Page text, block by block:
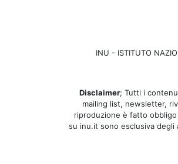
INU - ISTITUTO
Disclaimer; Tutti i
mailing list, newsletter,
riproduzione è fatto
su inu.it sono esclusiva